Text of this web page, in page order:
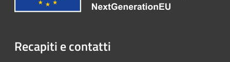
Recapiti e contatti